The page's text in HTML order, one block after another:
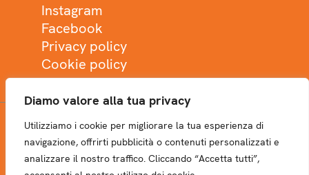
Diamo valore alla tua privacy
Utilizziamo i cookie per migliorare la tua esperienza di
navigazione, offrirti pubblicità o contenuti personalizzati e
analizzare il nostro traffico. Cliccando “Accetta tutti”,
Instagram
Facebook
Privacy policy
Cookie policy
NEWSLETTER